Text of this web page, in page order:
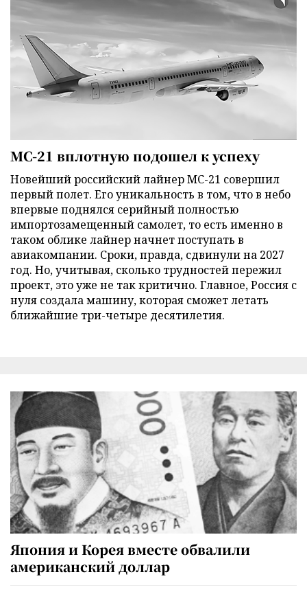
МС-21 вплотную подошел к успеху
Новейший российский лайнер МС-21 совершил
первый полет. Его уникальность в том, что в небо
впервые поднялся серийный полностью
импортозамещенный самолет, то есть именно в
таком облике лайнер начнет поступать в
авиакомпании. Сроки, правда, сдвинули на 2027
год. Но, учитывая, сколько трудностей пережил
проект, это уже не так критично. Главное, Россия с
нуля создала машину, которая сможет летать
ближайшие три-четыре десятилетия.
Япония и Корея вместе обвалили
американский доллар